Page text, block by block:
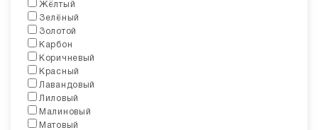
Жёлтый
Зелёный
Золотой
Карбон
Коричневый
Красный
Лавандовый
Лиловый
Малиновый
Матовый